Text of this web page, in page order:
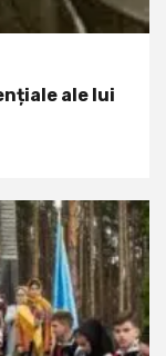
ale lui